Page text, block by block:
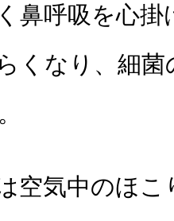
鼻呼吸を心掛
くなり、細
空気中のほ